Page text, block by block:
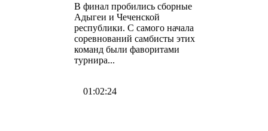
В финал пробились сборные
Адыгеи и Чеченской
республики. С самого начала
соревнований самбисты этих
команд были фаворитами
турнира...
01:02:24